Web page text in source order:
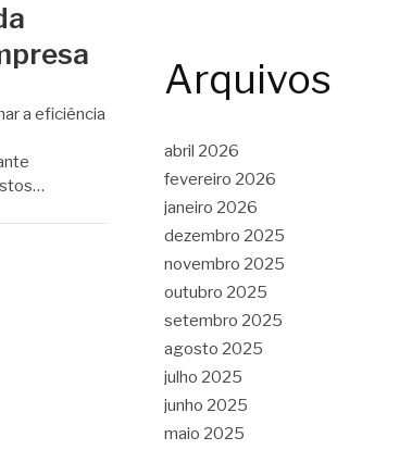
a eficiência
Arquivos
abril 2026
fevereiro 2026
janeiro 2026
dezembro 2025
novembro 2025
outubro 2025
setembro 2025
agosto 2025
julho 2025
junho 2025
maio 2025